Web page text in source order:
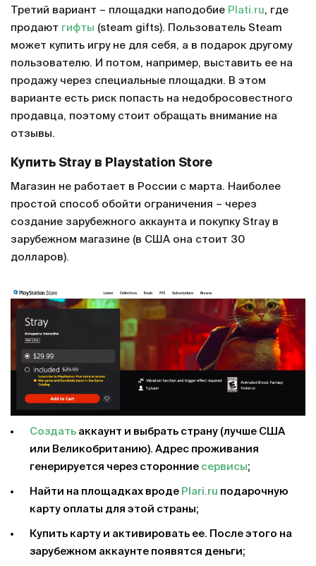
Третий вариант – площадки наподобие Plati.ru, где
продают гифты (steam gifts). Пользователь Steam
может купить игру не для себя, а в подарок другому
пользователю. И потом, например, выставить ее на
продажу через специальные площадки. В этом
варианте есть риск попасть на недобросовестного
продавца, поэтому стоит обращать внимание на
отзывы.
Купить Stray в Playstation Store
Магазин не работает в России с марта. Наиболее
простой способ обойти ограничения – через
создание зарубежного аккаунта и покупку Stray в
зарубежном магазине (в США она стоит 30
долларов).
Создать аккаунт и выбрать страну (лучше США
или Великобританию). Адрес проживания
генерируется через сторонние сервисы;
Найти на площадках вроде Plari.ru подарочную
карту оплаты для этой страны;
Купить карту и активировать ее. После этого на
зарубежном аккаунте появятся деньги;